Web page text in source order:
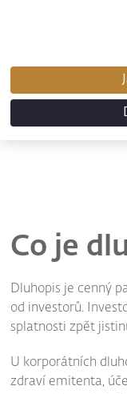
Co je
Dluhopis je cenný
od investorů.
splatnosti zpět
U korporátních
zdraví emitenta,